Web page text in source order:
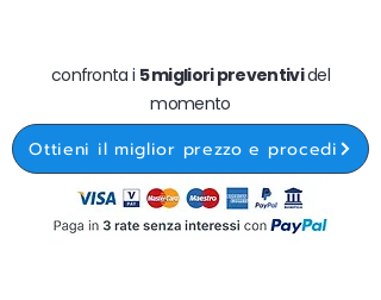
confronta i 5 migliori preventividel
momento
Ottieni il miglior prezzo e procedi